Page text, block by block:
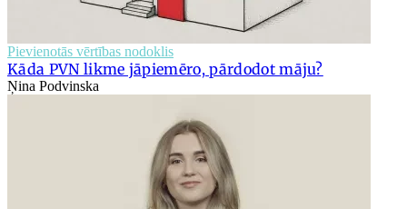
Pievienotās vērtības nodoklis
Kāda PVN likme jāpiemēro, pārdodot māju?
Ņina Podvinska